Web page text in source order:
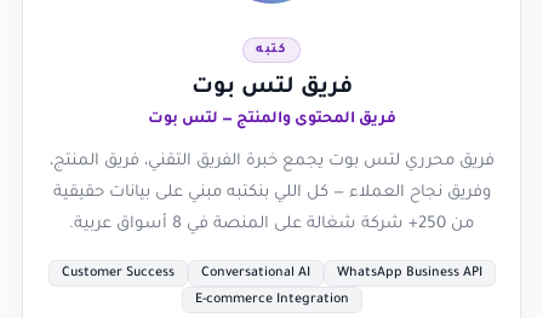
كتبه
فريق لتس بوت
فريق المحتوى والمنتج — لتس بوت
فريق محرري لتس بوت يجمع خبرة الفريق التقني، فريق المنتج،
وفريق نجاح العملاء — كل اللي بنكتبه مبني على بيانات حقيقية
من 250+ شركة شغالة على المنصة في 8 أسواق عربية.
WhatsApp Business API
Conversational AI
Customer Success
E-commerce Integration